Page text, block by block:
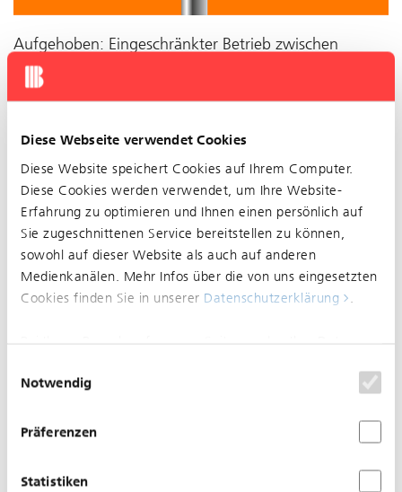
Diese Webseite verwendet Cookies
Diese Website speichert Cookies auf Ihrem Computer.
Diese Cookies werden verwendet, um Ihre Website-
Erfahrung zu optimieren und Ihnen einen persönlich auf
Sie zugeschnittenen Service bereitstellen zu können,
sowohl auf dieser Website als auch auf anderen
Medienkanälen. Mehr Infos über die von uns eingesetzten
Cookies finden Sie in unserer Datenschutzerklärung
optimal zu entsprechen, wird nur ein einzelnes Cookie
treffen müssen.
Notwendig
Präferenzen
Statistiken
Aufgehoben: Eingeschränkter Betrieb zwischen
Claraplatz und Wiesenplatz im Bereich Kaserne
kommen.
27.06.2025
Normalisierung zwischen
Oberwil BL, Zentrum und
Dornach (CH), Bahnhof im